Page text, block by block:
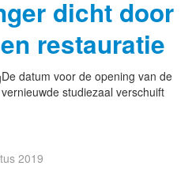
dicht door
restauratie
De datum voor de opening van de
vernieuwde studiezaal verschuift
2019